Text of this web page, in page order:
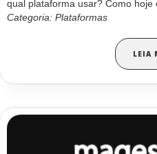
qual plataforma usar? Como hoje
Categoria: Plataformas
LEIA